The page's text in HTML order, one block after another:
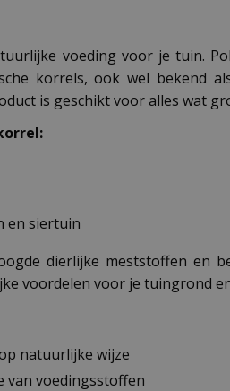
voeding voor je tuin.
korrels, ook wel bekend
is geschikt voor alles wat
en siertuin
dierlijke meststoffen en
voordelen voor je tuingrond
natuurlijke wijze
van voedingsstoffen